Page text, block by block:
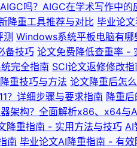
吗？AIGC在学术写作中的
降重工具推荐与对比 毕业论
Windows系统平板电脑有
备技巧 论文免费降低查重率 -
完全指南 SCI论文返修修改
重技巧与方法 论文降重后怎
？详细步骤与要求指南 降重
架构？全面解析x86、x64与
降重指南 - 实用方法与技巧 AI
南 毕业论文AI降重指南 - 有